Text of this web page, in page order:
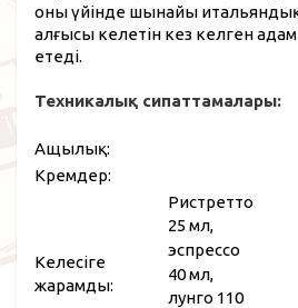
оны үйінде шынайы
алғысы келетін кез келген
етеді.
Техникалық сипаттамалары:
Ащылық:
Кремдер:
Келесіге
жарамды:
Ристретто
25 мл,
эспрессо
40 мл,
лунго 110